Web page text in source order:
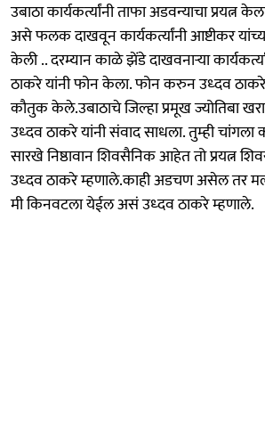
उबाठा कार्यकर्त्यांनी ताफा अडवन्याचा प्रयत्न
असे फलक दाखवून कार्यकर्त्यांनी आष्टीकर
केली .. दरम्यान काळे झेंडे दाखवनाऱ्या
ठाकरे यांनी फोन केला. फोन करुन उध्दव ठाकरे
कौतुक केले.उबाठाचे जिल्हा प्रमूख ज्योतिबा
उध्दव ठाकरे यांनी संवाद साधला. तुम्ही चांगला
सारखे निष्ठावान शिवसैनिक आहेत तो प्रयत्न
उध्दव ठाकरे म्हणाले.काही अडचण असेल तर
मी किनवटला येईल असं उध्दव ठाकरे म्हणाले.